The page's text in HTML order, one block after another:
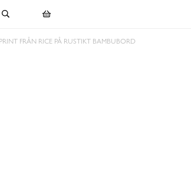
FRÅN RICE PÅ RUSTIKT BAMBUBORD